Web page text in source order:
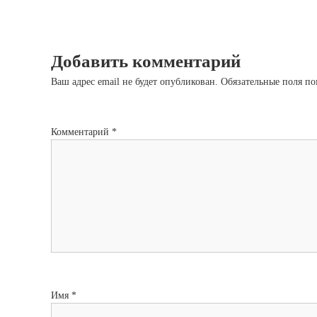
Добавить комментарий
Ваш адрес email не будет опубликован. Обязательные поля
Комментарий *
Имя *